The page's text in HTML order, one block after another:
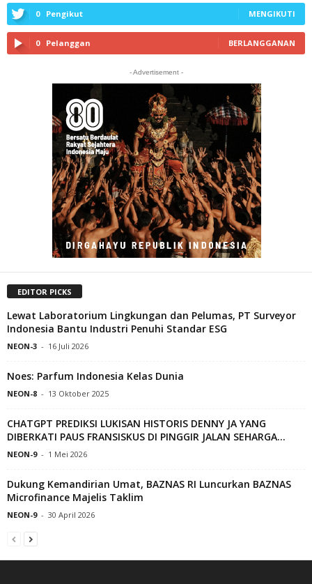
0 Pengikut MENGIKUTI
0 Pelanggan BERLANGGANAN
- Advertisement -
EDITOR PICKS
Lewat Laboratorium Lingkungan dan Pelumas, PT Surveyor
Indonesia Bantu Industri Penuhi Standar ESG
NEON-3 - 16 Juli 2026
Noes: Parfum Indonesia Kelas Dunia
NEON-8 - 13 Oktober 2025
CHATGPT PREDIKSI LUKISAN HISTORIS DENNY JA YANG
DIBERKATI PAUS FRANSISKUS DI PINGGIR JALAN SEHARGA...
NEON-9 - 1 Mei 2026
Dukung Kemandirian Umat, BAZNAS RI Luncurkan BAZNAS
Microfinance Majelis Taklim
NEON-9 - 30 April 2026